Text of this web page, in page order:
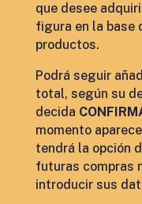
que desee
figura en la base
productos.
Podrá seguir
total, según su
decida
momento
tendrá la opción
futuras compras
introducir sus